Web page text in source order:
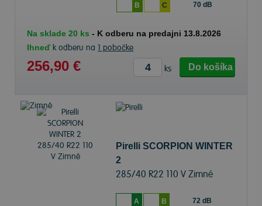
B C 70 dB
Na sklade 20 ks - K odberu na predajni 13.8.2026
Ihneď k odberu na 1 pobočke
256,90 € ks Do košíka
Pirelli SCORPION WINTER
2
285/40 R22 110 V Zimné
A B 72 dB